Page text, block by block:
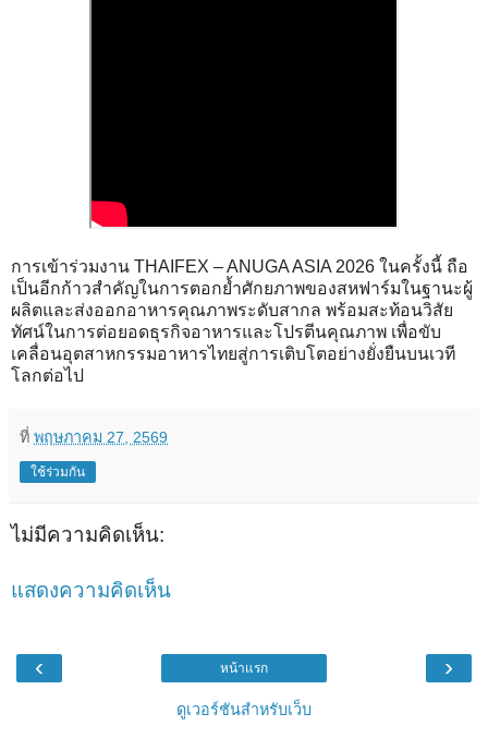
การเข้าร่วมงาน THAIFEX – ANUGA ASIA 2026 ในครั้งนี้ ถือ
เป็นอีกก้าวสำคัญในการตอกย้ำศักยภาพของสหฟาร์มในฐานะผู้
ผลิตและส่งออกอาหารคุณภาพระดับสากล พร้อมสะท้อนวิสัย
ทัศน์ในการต่อยอดธุรกิจอาหารและโปรตีนคุณภาพ เพื่อขับ
เคลื่อนอุตสาหกรรมอาหารไทยสู่การเติบโตอย่างยั่งยืนบนเวที
โลกต่อไป
ที่ พฤษภาคม 27, 2569
ใช้ร่วมกัน
ไม่มีความคิดเห็น:
แสดงความคิดเห็น
‹ ›
หน้าแรก
ดูเวอร์ชันสำหรับเว็บ